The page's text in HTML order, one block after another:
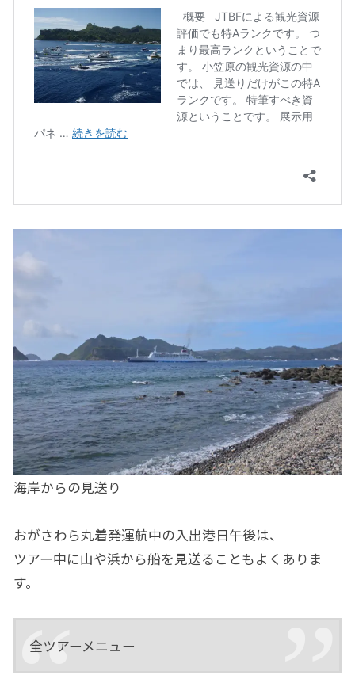
海岸からの見送り
おがさわら丸着発運航中の入出港日午後は、
ツアー中に山や浜から船を見送ることもよくありま
す。
全ツアーメニュー